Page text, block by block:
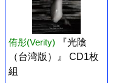
侑彤(Verity)
『光陰
（台湾版）』 CD1枚
組